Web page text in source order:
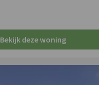
Bekijk deze woning